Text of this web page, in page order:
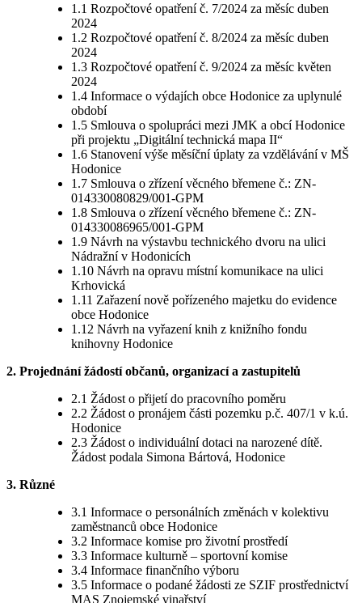
1.1 Rozpočtové opatření č. 7/2024 za měsíc duben
2024
1.2 Rozpočtové opatření č. 8/2024 za měsíc duben
2024
1.3 Rozpočtové opatření č. 9/2024 za měsíc květen
2024
1.4 Informace o výdajích obce Hodonice za uplynulé
období
1.5 Smlouva o spolupráci mezi JMK a obcí Hodonice
při projektu „Digitální technická mapa II“
1.6 Stanovení výše měsíční úplaty za vzdělávání v MŠ
Hodonice
1.7 Smlouva o zřízení věcného břemene č.: ZN-
014330080829/001-GPM
1.8 Smlouva o zřízení věcného břemene č.: ZN-
014330086965/001-GPM
1.9 Návrh na výstavbu technického dvoru na ulici
Nádražní v Hodonicích
1.10 Návrh na opravu místní komunikace na ulici
Krhovická
1.11 Zařazení nově pořízeného majetku do evidence
obce Hodonice
1.12 Návrh na vyřazení knih z knižního fondu
knihovny Hodonice
2. Projednání žádostí občanů, organizací a zastupitelů
2.1 Žádost o přijetí do pracovního poměru
2.2 Žádost o pronájem části pozemku p.č. 407/1 v k.ú.
Hodonice
2.3 Žádost o individuální dotaci na narozené dítě.
Žádost podala Simona Bártová, Hodonice
3. Různé
3.1 Informace o personálních změnách v kolektivu
zaměstnanců obce Hodonice
3.2 Informace komise pro životní prostředí
3.3 Informace kulturně – sportovní komise
3.4 Informace finančního výboru
3.5 Informace o podané žádosti ze SZIF prostřednictví
MAS Znojemské vinařství